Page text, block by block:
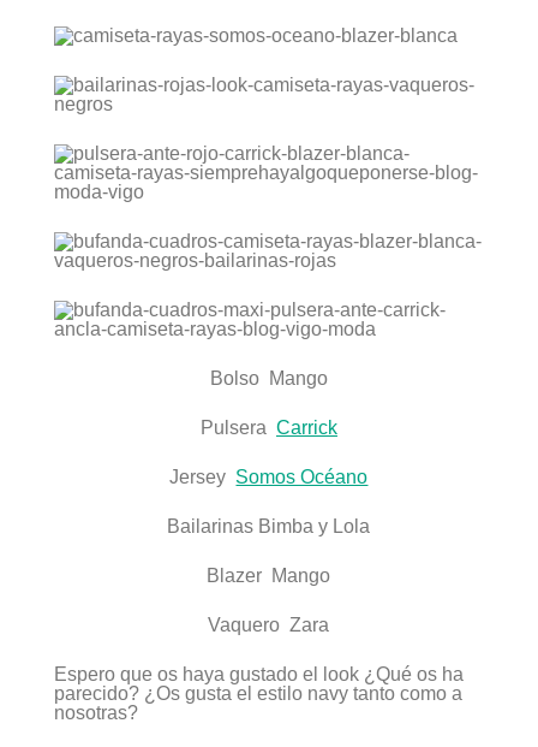
Bolso Mango
Pulsera Carrick
Jersey Somos Océano
Bailarinas Bimba y Lola
Blazer Mango
Vaquero Zara
Espero que os haya gustado el look ¿Qué os ha
parecido? ¿Os gusta el estilo navy tanto como a
nosotras?